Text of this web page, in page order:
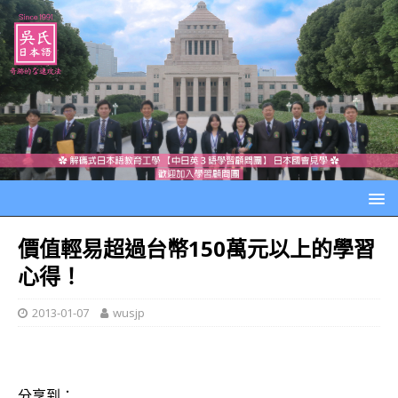
價值輕易超過台幣150萬元以上的學習
心得！
2013-01-07 wusjp